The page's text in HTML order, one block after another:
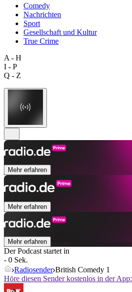
Comedy
Nachrichten
Sport
Gesellschaft und Kultur
True Crime
A - H
I - P
Q - Z
Mehr erfahren
Mehr erfahren
Mehr erfahren
Der Podcast startet in
- 0 Sek.
Radiosender British Comedy 1
Höre diesen Sender kostenlos in der App: